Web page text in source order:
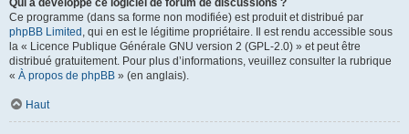
Qui a développé ce logiciel de forum de discussions ?
Ce programme (dans sa forme non modifiée) est produit et distribué par
phpBB Limited , qui en est le légitime propriétaire. Il est rendu accessible sous
la « Licence Publique Générale GNU version 2 (GPL-2.0) » et peut être
distribué gratuitement. Pour plus d’informations, veuillez consulter la rubrique
« À propos de phpBB » (en anglais).
Haut